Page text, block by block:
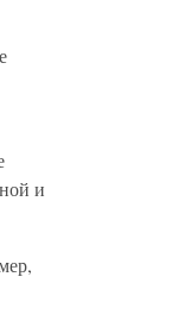
и